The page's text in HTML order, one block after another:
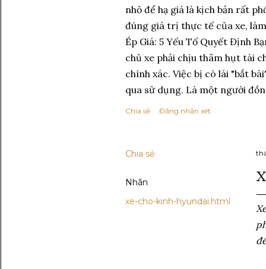
nhỏ để hạ giá là kịch bản rất
đúng giá trị thực tế của xe,
Ép Giá: 5 Yếu Tố Quyết Định
chủ xe phải chịu thâm hụt tài
chính xác. Việc bị cò lái "bắt
qua sử dụng. Là một người
Chia sẻ Đăng nhận xét
Chia sẻ
Nhãn
xe-cho-kinh-hyundai.html